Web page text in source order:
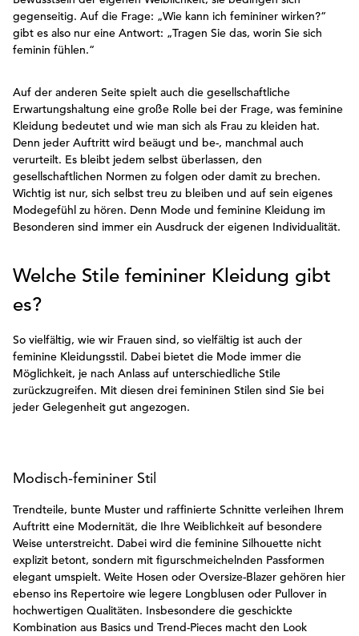
gegenseitig. Auf die Frage: „Wie kann ich femininer wirken?“
gibt es also nur eine Antwort: „Tragen Sie das, worin Sie sich
feminin fühlen.“
Auf der anderen Seite spielt auch die gesellschaftliche
Erwartungshaltung eine große Rolle bei der Frage, was feminine
Kleidung bedeutet und wie man sich als Frau zu kleiden hat.
Denn jeder Auftritt wird beäugt und be-, manchmal auch
verurteilt. Es bleibt jedem selbst überlassen, den
gesellschaftlichen Normen zu folgen oder damit zu brechen.
Wichtig ist nur, sich selbst treu zu bleiben und auf sein eigenes
Modegefühl zu hören. Denn Mode und feminine Kleidung im
Besonderen sind immer ein Ausdruck der eigenen Individualität.
Welche Stile femininer Kleidung gibt
es?
So vielfältig, wie wir Frauen sind, so vielfältig ist auch der
feminine Kleidungsstil. Dabei bietet die Mode immer die
Möglichkeit, je nach Anlass auf unterschiedliche Stile
zurückzugreifen. Mit diesen drei femininen Stilen sind Sie bei
jeder Gelegenheit gut angezogen.
Modisch-femininer Stil
Trendteile, bunte Muster und raffinierte Schnitte verleihen Ihrem
Auftritt eine Modernität, die Ihre Weiblichkeit auf besondere
Weise unterstreicht. Dabei wird die feminine Silhouette nicht
explizit betont, sondern mit figurschmeichelnden Passformen
elegant umspielt. Weite Hosen oder Oversize-Blazer gehören hier
ebenso ins Repertoire wie legere Longblusen oder Pullover in
hochwertigen Qualitäten. Insbesondere die geschickte
Kombination aus Basics und Trend-Pieces macht den Look